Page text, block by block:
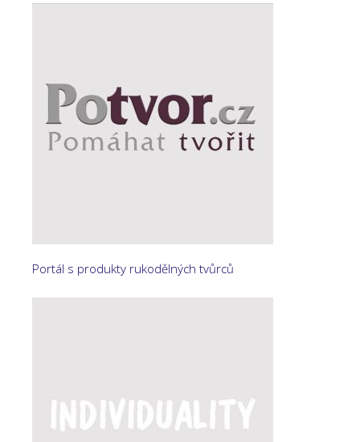
Portál s produkty rukodělných tvůrců